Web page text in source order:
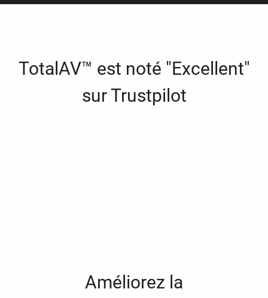
TotalAV™ est noté "Excellent"
sur Trustpilot
Améliorez la